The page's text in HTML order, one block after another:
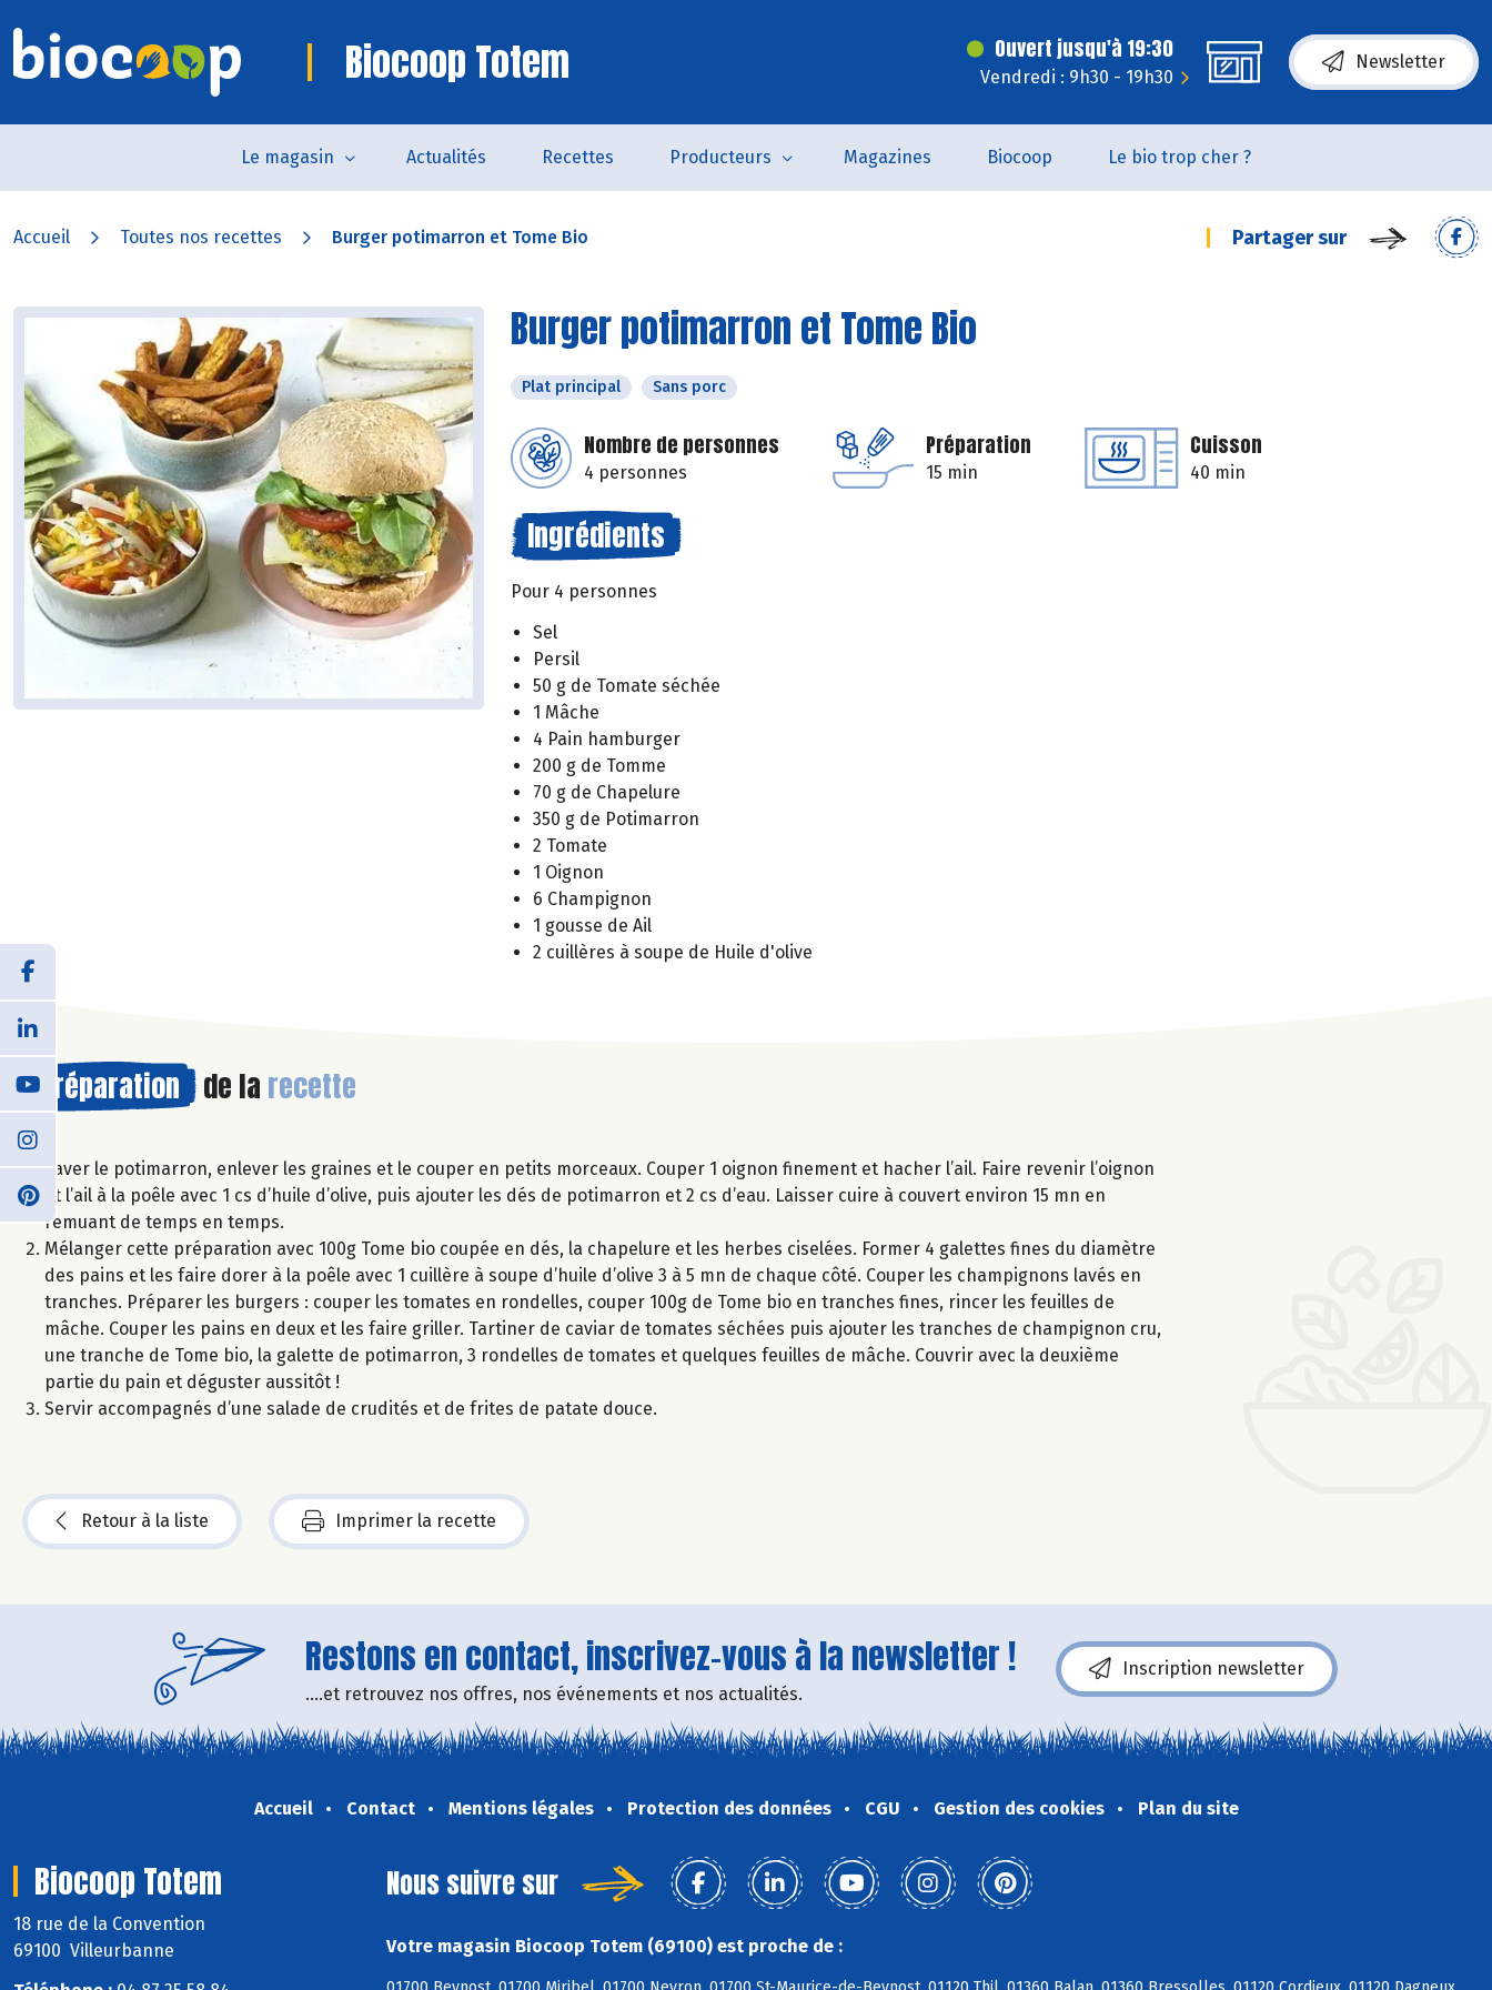
Biocoop Totem Ouvert jusqu'à 19:30
Vendredi : 9h30 - 19h30
Newsletter
Le magasin Actualités Recettes Producteurs Magazines Biocoop Le bio trop cher ?
Accueil Toutes nos recettes Burger potimarron et Tome Bio Partager sur
Burger potimarron et Tome Bio
Plat principal Sans porc
Nombre de personnes
4 personnes
Préparation
15 min
Cuisson
40 min
Ingrédients
Pour 4 personnes
Sel
Persil
50 g de Tomate séchée
1 Mâche
4 Pain hamburger
200 g de Tomme
70 g de Chapelure
350 g de Potimarron
2 Tomate
1 Oignon
6 Champignon
1 gousse de Ail
2 cuillères à soupe de Huile d'olive
Préparation de la recette
Laver le potimarron, enlever les graines et le couper en petits morceaux. Couper 1 oignon finement et hacher l’ail. Faire revenir l’oignon
et l’ail à la poêle avec 1 cs d’huile d’olive, puis ajouter les dés de potimarron et 2 cs d’eau. Laisser cuire à couvert environ 15 mn en
remuant de temps en temps.
Mélanger cette préparation avec 100g Tome bio coupée en dés, la chapelure et les herbes ciselées. Former 4 galettes fines du diamètre
des pains et les faire dorer à la poêle avec 1 cuillère à soupe d’huile d’olive 3 à 5 mn de chaque côté. Couper les champignons lavés en
tranches. Préparer les burgers : couper les tomates en rondelles, couper 100g de Tome bio en tranches fines, rincer les feuilles de
mâche. Couper les pains en deux et les faire griller. Tartiner de caviar de tomates séchées puis ajouter les tranches de champignon cru,
une tranche de Tome bio, la galette de potimarron, 3 rondelles de tomates et quelques feuilles de mâche. Couvrir avec la deuxième
partie du pain et déguster aussitôt !
Servir accompagnés d’une salade de crudités et de frites de patate douce.
Retour à la liste Imprimer la recette
Restons en contact, inscrivez-vous à la newsletter !
....et retrouvez nos offres, nos événements et nos actualités.
Inscription newsletter
Accueil Contact Mentions légales Protection des données CGU Gestion des cookies Plan du site
Biocoop Totem
18 rue de la Convention
69100 Villeurbanne
Nous suivre sur
Votre magasin Biocoop Totem (69100) est proche de :